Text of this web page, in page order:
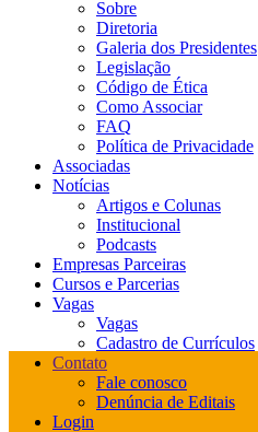
Sobre
Diretoria
Galeria dos Presidentes
Legislação
Código de Ética
Como Associar
FAQ
Política de Privacidade
Associadas
Notícias
Artigos e Colunas
Institucional
Podcasts
Empresas Parceiras
Cursos e Parcerias
Vagas
Vagas
Cadastro de Currículos
Contato
Fale conosco
Denúncia de Editais
Login